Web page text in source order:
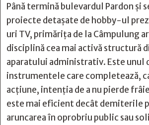
Până termină bulevardul Pardon și
proiecte detașate de hobby-ul
uri TV, primărița de la Câmpulung
disciplină cea mai activă structură
aparatului administrativ. Este unul
instrumentele care completează,
acțiune, intenția de a nu pierde
este mai eficient decât demiterile
aruncarea în oprobriu public sau